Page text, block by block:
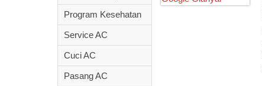
Program Kesehatan
Service AC
Cuci AC
Pasang AC